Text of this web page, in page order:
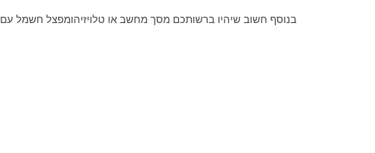
בנוסף חשוב שיהיו ברשותכם מסך מחשב או טלויזיהומפצל חשמל עם 3 שקעים.